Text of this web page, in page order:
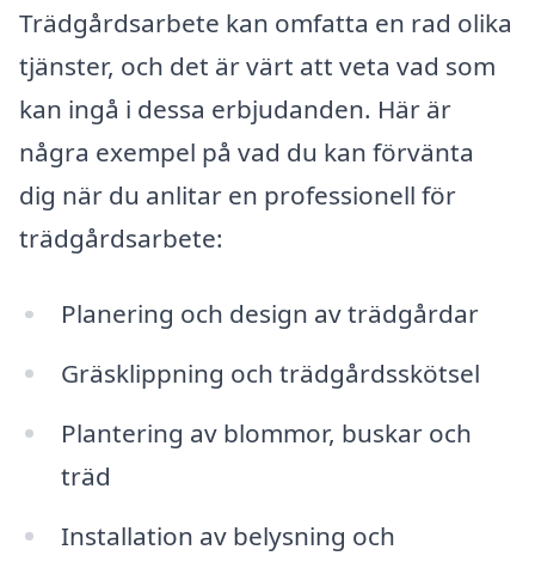
Trädgårdsarbete kan omfatta en rad olika
tjänster, och det är värt att veta vad som
kan ingå i dessa erbjudanden. Här är
några exempel på vad du kan förvänta
dig när du anlitar en professionell för
trädgårdsarbete:
Planering och design av trädgårdar
Gräsklippning och trädgårdsskötsel
Plantering av blommor, buskar och
träd
Installation av belysning och